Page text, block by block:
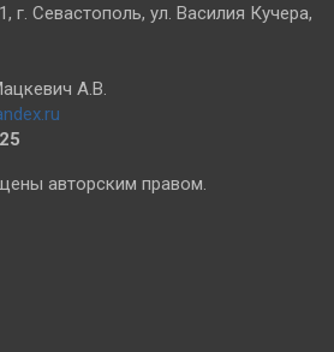
г. Севастополь, ул. Василия Кучера,
А.В.
авторским правом.